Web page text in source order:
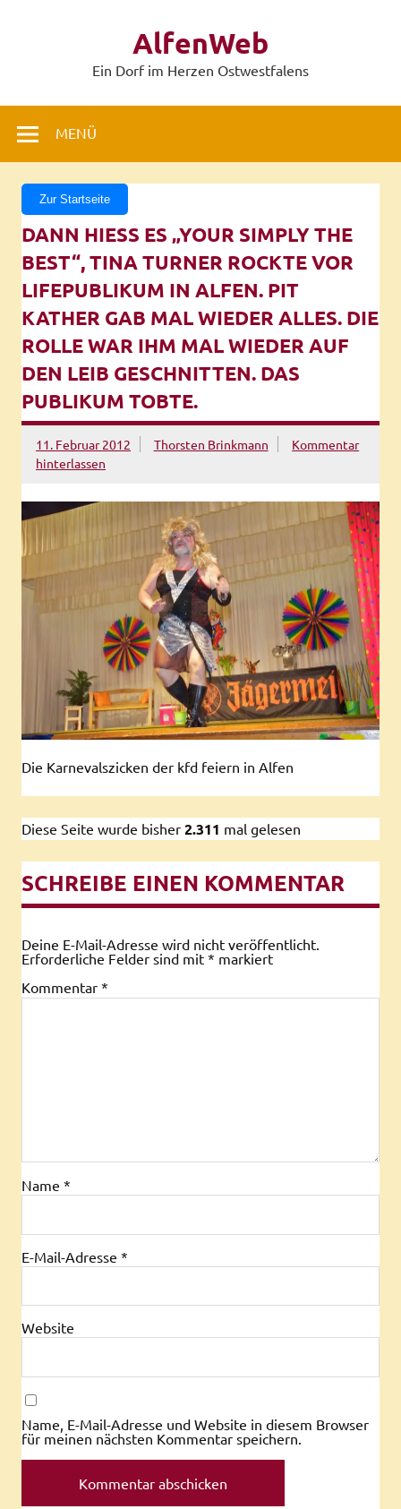
AlfenWeb
Ein Dorf im Herzen Ostwestfalens
MENÜ
Zur Startseite
DANN HIESS ES „YOUR SIMPLY THE B
EST“, TINA TURNER ROCKTE VOR L
IFEPUBLIKUM IN ALFEN. PIT K
ATHER GAB MAL WIEDER ALLES. DIE R
OLLE WAR IHM MAL WIEDER AUF D
EN LEIB GESCHNITTEN. DAS P
UBLIKUM TOBTE.
11. Februar 2012 Thorsten Brinkmann
Kommentar
hinterlassen
Die Karnevalszicken der kfd feiern in Alfen
Diese Seite wurde bisher 2.311 mal gelesen
SCHREIBE EINEN KOMMENTAR
Deine E-Mail-Adresse wird nicht veröffentlicht.
Erforderliche Felder sind mit * markiert
Kommentar *
Name *
E-Mail-Adresse *
Website
Name, E-Mail-Adresse und Website in diesem Browser
für meinen nächsten Kommentar speichern.